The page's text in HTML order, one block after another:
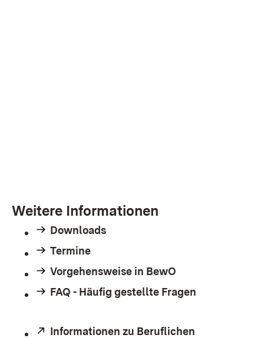
Weitere Informationen
Downloads
Termine
Vorgehensweise in BewO
FAQ - Häufig gestellte Fragen
Extern:
Informationen zu Beruflichen